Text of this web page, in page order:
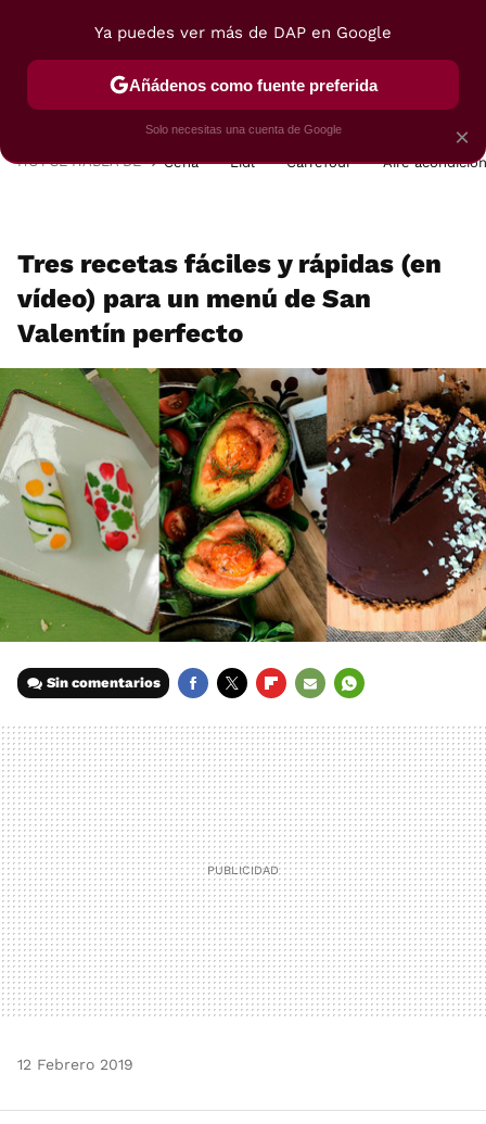
POSTRES VIAJES SELECCIÓN VEGUI
HOY SE HABLA DE Cena Lidl Carrefour Aire
Tres recetas fáciles y rápidas (en
vídeo) para un menú de San
Valentín perfecto
Sin comentarios
MAIL
12 Febrero 2019
×
Ya puedes ver más de DAP en Google
Añádenos como fuente preferida
Solo necesitas una cuenta de Google